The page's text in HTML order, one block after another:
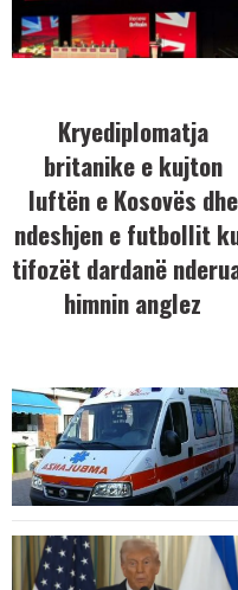
Kryediplomatja
britanike e kujton
luftën e Kosovës dhe
ndeshjen e futbollit
tifozët dardanë
himnin anglez